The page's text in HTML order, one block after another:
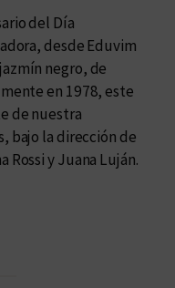
del Día
desde Eduvim
negro, de
en 1978, este
de nuestra
bajo la dirección de
Rossi y Juana Luján.